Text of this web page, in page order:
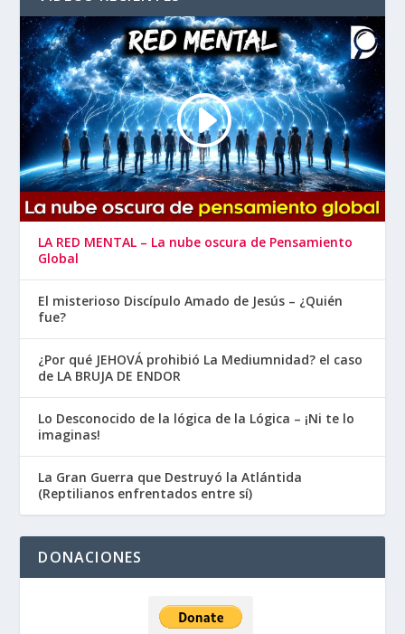
LA RED MENTAL – La nube oscura de Pensamiento
Global
El misterioso Discípulo Amado de Jesús – ¿Quién
fue?
¿Por qué JEHOVÁ prohibió La Mediumnidad? el caso
de LA BRUJA DE ENDOR
Lo Desconocido de la lógica de la Lógica – ¡Ni te lo
imaginas!
La Gran Guerra que Destruyó la Atlántida
(Reptilianos enfrentados entre sí)
DONACIONES